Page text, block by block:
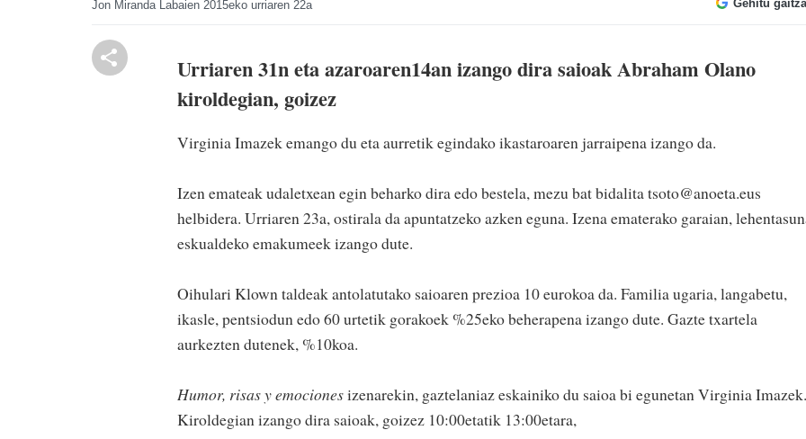
Jon Miranda Labaien 2015eko urriaren 22a Gehitu
Urriaren 31n eta azaroaren14an izango dira saioak Abraham Olano
kiroldegian, goizez
Virginia Imazek emango du eta aurretik egindako ikastaroaren jarraipena izango da.
Izen emateak udaletxean egin beharko dira edo bestela, mezu bat bidalita tsoto@anoeta.eus
helbidera. Urriaren 23a, ostirala da apuntatzeko azken eguna. Izena ematerako garaian,
eskualdeko emakumeek izango dute.
Oihulari Klown taldeak antolatutako saioaren prezioa 10 eurokoa da. Familia ugaria, langabetu,
ikasle, pentsiodun edo 60 urtetik gorakoek %25eko beherapena izango dute. Gazte txartela
aurkezten dutenek, %10koa.
Humor, risas y emocionesizenarekin, gaztelaniaz eskainiko du saioa bi egunetan Virginia Imazek.
Kiroldegian izango dira saioak, goizez 10:00etatik 13:00etara,